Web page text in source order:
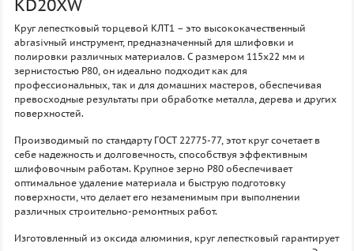
KD20XW
Круг лепестковый торцевой КЛТ1 – это высококачественный
abrasivный инструмент, предназначенный для шлифовки и
полировки различных материалов. С размером 115х22 мм и
зернистостью P80, он идеально подходит как для
профессиональных, так и для домашних мастеров, обеспечивая
превосходные результаты при обработке металла, дерева и других
поверхностей.
Производимый по стандарту ГОСТ 22775-77, этот круг сочетает в
себе надежность и долговечность, способствуя эффективным
шлифовочным работам. Крупное зерно P80 обеспечивает
оптимальное удаление материала и быструю подготовку
поверхности, что делает его незаменимым при выполнении
различных строительно-ремонтных работ.
Изготовленный из оксида алюминия, круг лепестковый гарантирует